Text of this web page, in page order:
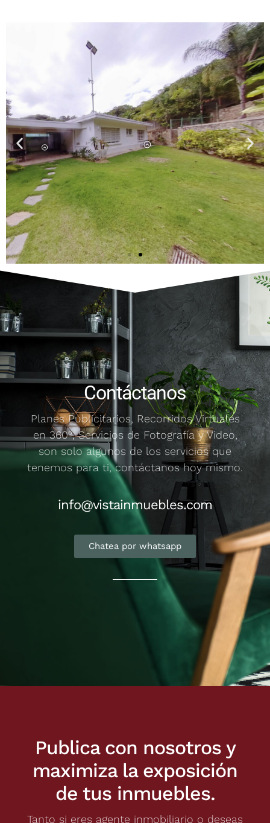
Contáctanos
Planes Publicitarios, Recorridos Virtuales
en 360º, Servicios de Fotografía y Video,
son solo algunos de los servicios que
tenemos para ti, contáctanos hoy mismo.
info@vistainmuebles.com
Chatea por whatsapp
Publica con nosotros y
maximiza la exposición
de tus inmuebles.
Tanto si eres agente inmobiliario o deseas